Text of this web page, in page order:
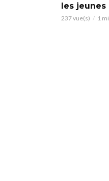
les jeunes
237 vue(s) 1